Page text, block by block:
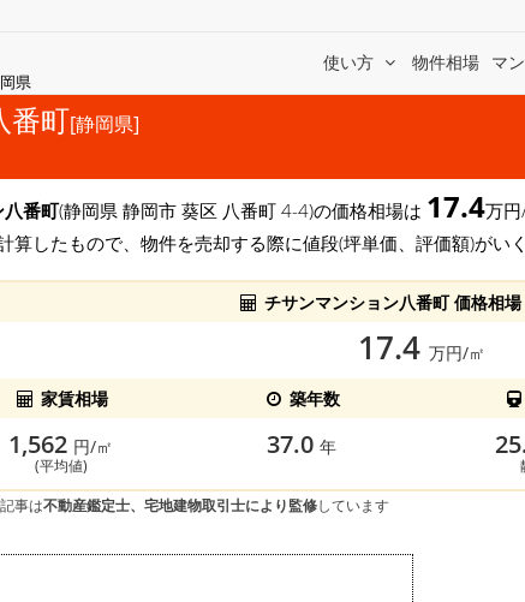
県
使い方 物件相場 マ
番町[静岡県]
番町(静岡県 静岡市 葵区 八番町 4-4)の価格相場は 17.4万
算したもので、物件を売却する際に値段(坪単価、評価額)がい
チサンマンション八番町 価格相
17.4 万円/㎡
家賃相場
築年数
1,562 円/㎡
(平均値)
37.0 年
事は不動産鑑定士、宅地建物取引士により監修しています